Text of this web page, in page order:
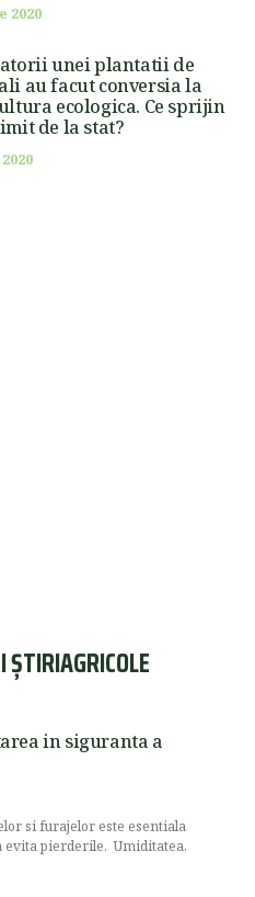
2020
unei plantatii de
au facut conversia la
ecologica. Ce sprijin
de la stat?
in siguranta a
si furajelor este esentiala
evita pierderile. Umiditatea,